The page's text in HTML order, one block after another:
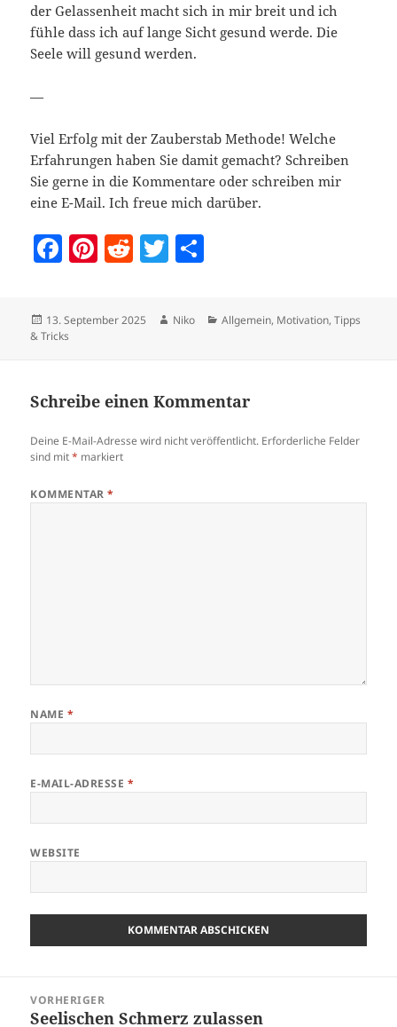
der Gelassenheit macht sich in mir breit und ich
fühle dass ich auf lange Sicht gesund werde. Die
Seele will gesund werden.
—
Viel Erfolg mit der Zauberstab Methode! Welche
Erfahrungen haben Sie damit gemacht? Schreiben
Sie gerne in die Kommentare oder schreiben mir
eine E-Mail. Ich freue mich darüber.
F
e
o
o
k
Pi
er
es
R
di
T
itt
er n
Veröffentlicht
am
13. September 2025 Autor
Niko Kategorien
Allgemein, Motivation,Tipps
& Tricks
Schreibe einen Kommentar
Deine E-Mail-Adresse wird nicht veröffentlicht. Erforderliche Felder
sind mit* markiert
KOMMENTAR*
NAME *
E-MAIL-ADRESSE *
WEBSITE
VORHERIGER
Vorheriger
Seelischen Schmerz zulassen